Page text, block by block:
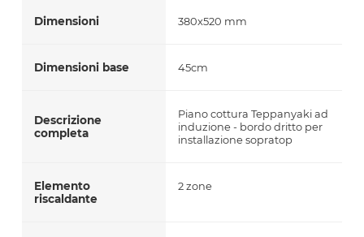
Dimensioni 380x520 mm
Dimensioni base 45cm
Descrizione
completa
Piano cottura Teppanyaki ad
induzione - bordo dritto per
installazione sopratop
Elemento
riscaldante
2 zone